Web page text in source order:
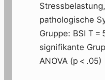
pathologische
Gruppe: BSI T =
signifikante
ANOVA (p < .05)